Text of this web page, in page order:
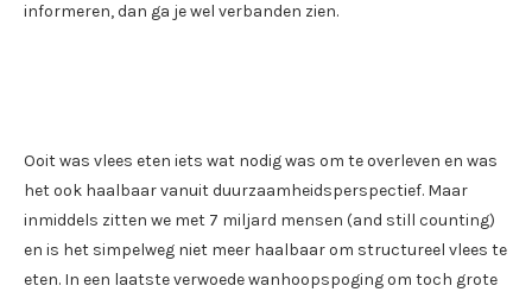
informeren, dan ga je wel verbanden zien.
Ooit was vlees eten iets wat nodig was om te overleven en was
het ook haalbaar vanuit duurzaamheidsperspectief. Maar
inmiddels zitten we met 7 miljard mensen (and still counting)
en is het simpelweg niet meer haalbaar om structureel vlees te
eten. In een laatste verwoede wanhoopspoging om toch grote